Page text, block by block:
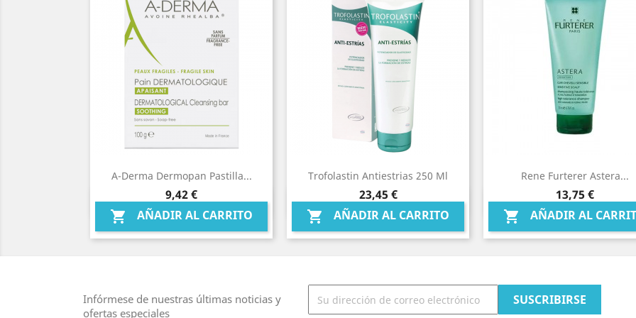
A-Derma Dermopan Pastilla...
Precio
9,42 €
 AÑADIR AL CARRITO
Vista rápida
Trofolastin Antiestrias 250 Ml
Precio
23,45 €
 AÑADIR AL CARRITO
Vista rápida
Rene Furterer Astera...
Precio
13,75 €
 AÑADIR AL
Vista rápida
Infórmese de nuestras últimas noticias y
ofertas especiales